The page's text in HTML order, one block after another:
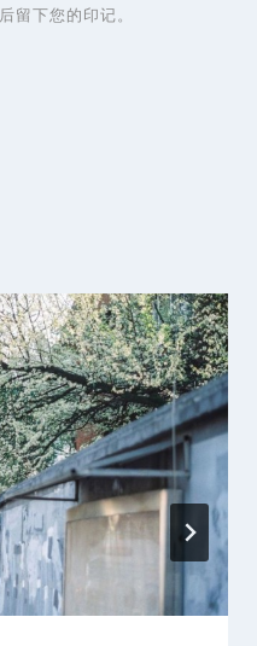
后留下您的印记。